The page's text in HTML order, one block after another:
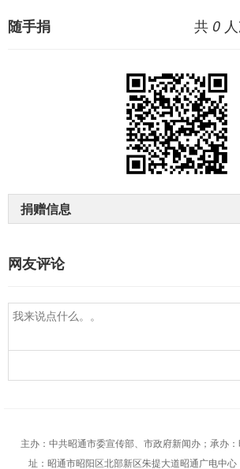
共 0
随手捐
捐赠信息
网友评论
主办：中共昭通市委宣传部、市政府新闻办；承办
址：昭通市昭阳区北部新区朱提大道昭通广电中